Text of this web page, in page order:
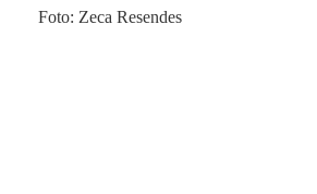
Foto: Zeca Resendes